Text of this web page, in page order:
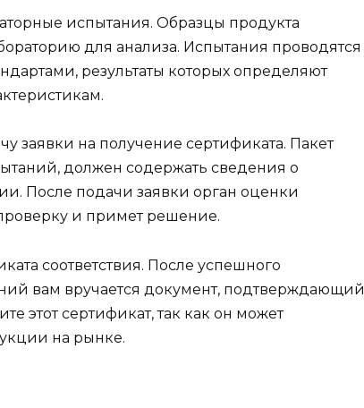
испытания. Образцы продукта
для анализа. Испытания проводятся
результаты которых определяют
заявки на получение сертификата. Пакет
должен содержать сведения о
После подачи заявки орган оценки
и примет решение.
соответствия. После успешного
вам вручается документ, подтверждающий
этот сертификат, так как он может
на рынке.